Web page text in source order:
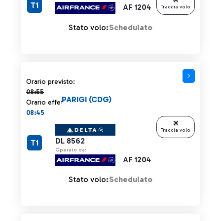
AF 1204
T1
Stato volo:Schedulato
Traccia volo
Orario previsto:
08:55
Orario previsto 08:55 barrato
Orario effettivo:
08:45
DL 8562
Operato da:
AF 1204
PARIGI (CDG)
T1
Stato volo:Schedulato
Traccia volo